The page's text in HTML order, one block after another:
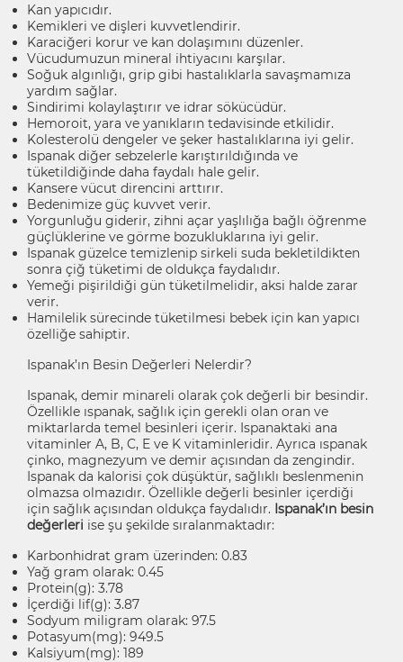
Kan yapıcıdır.
Kemikleri ve dişleri kuvvetlendirir.
Karaciğeri korur ve kan dolaşımını düzenler.
Vücudumuzun mineral ihtiyacını karşılar.
Soğuk algınlığı, grip gibi hastalıklarla savaşmamıza
yardım sağlar.
Sindirimi kolaylaştırır ve idrar sökücüdür.
Hemoroit, yara ve yanıkların tedavisinde etkilidir.
Kolesterolü dengeler ve şeker hastalıklarına iyi gelir.
Ispanak diğer sebzelerle karıştırıldığında ve
tüketildiğinde daha faydalı hale gelir.
Kansere vücut direncini arttırır.
Bedenimize güç kuvvet verir.
Yorgunluğu giderir, zihni açar yaşlılığa bağlı öğrenme
güçlüklerine ve görme bozukluklarına iyi gelir.
Ispanak güzelce temizlenip sirkeli suda bekletildikten
sonra çiğ tüketimi de oldukça faydalıdır.
Yemeği pişirildiği gün tüketilmelidir, aksi halde zarar
verir.
Hamilelik sürecinde tüketilmesi bebek için kan yapıcı
özelliğe sahiptir.
Ispanak’ın Besin Değerleri Nelerdir?
Ispanak, demir minareli olarak çok değerli bir besindir.
Özellikle ıspanak, sağlık için gerekli olan oran ve
miktarlarda temel besinleri içerir. Ispanaktaki ana
vitaminler A, B, C, E ve K vitaminleridir. Ayrıca ıspanak
çinko, magnezyum ve demir açısından da zengindir.
Ispanak da kalorisi çok düşüktür, sağlıklı beslenmenin
olmazsa olmazıdır. Özellikle değerli besinler içerdiği
için sağlık açısından oldukça faydalıdır. Ispanak’ın besin
değerleri ise şu şekilde sıralanmaktadır:
Karbonhidrat gram üzerinden: 0.83
Yağ gram olarak: 0.45
Protein(g): 3.78
İçerdiği lif(g): 3.87
Sodyum miligram olarak: 97.5
Potasyum(mg): 949.5
Kalsiyum(mg): 189